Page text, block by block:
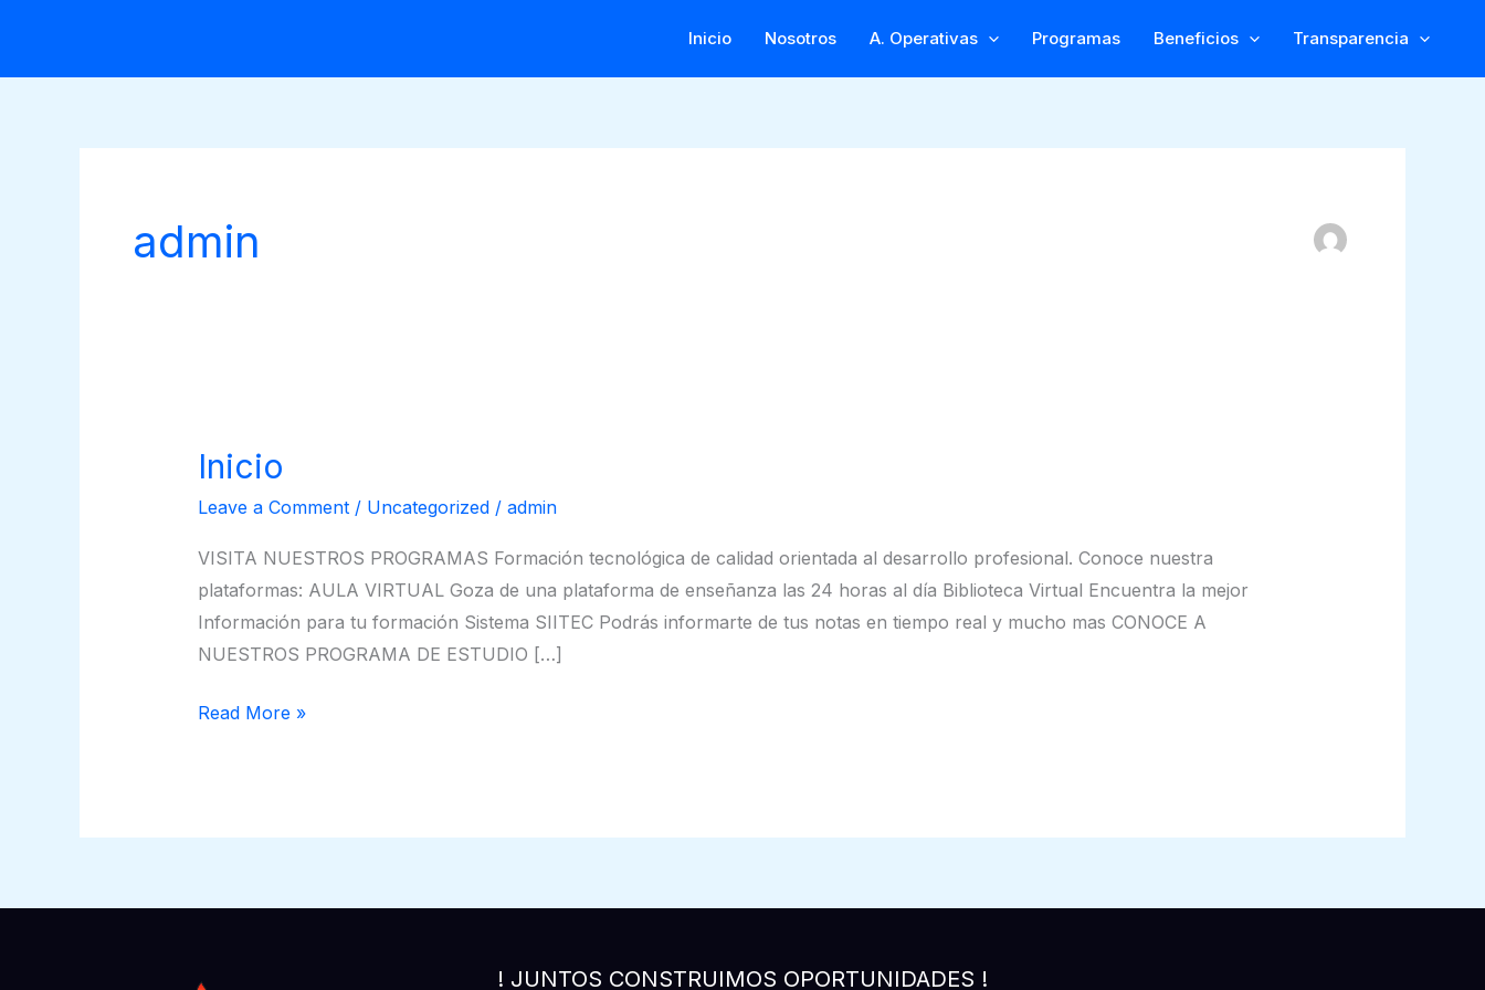
content
Inicio Nosotros A. Operativas Programas Beneficios Transparencia
admin
Inicio
Leave a Comment / Uncategorized/ admin
VISITA NUESTROS PROGRAMAS Formación tecnológica de calidad orientada al desarrollo profesional. Conoce nuestra
plataformas: AULA VIRTUAL Goza de una plataforma de enseñanza las 24 horas al día Biblioteca Virtual Encuentra la mejor
Información para tu formación Sistema SIITEC Podrás informarte de tus notas en tiempo real y mucho mas CONOCE A
NUESTROS PROGRAMA DE ESTUDIO […]
Inicio
Read More »
! JUNTOS CONSTRUIMOS OPORTUNIDADES !